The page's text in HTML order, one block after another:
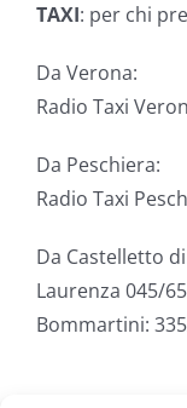
TAXI: per chi
Da Verona:
Radio Taxi
Da Peschiera:
Radio Taxi
Da Castelletto
Laurenza 045/
Bommartini: